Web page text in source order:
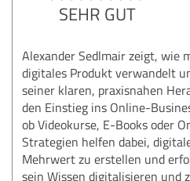
SEHR GUT
Alexander Sedlmair zeigt, wie
digitales Produkt verwandelt
seiner klaren, praxisnahen
den Einstieg ins Online-
ob Videokurse, E-Books oder
Strategien helfen dabei,
Mehrwert zu erstellen und
sein Wissen digitalisieren und